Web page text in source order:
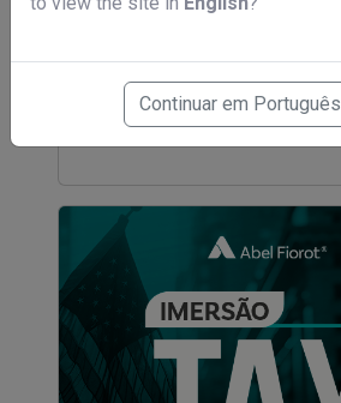
Continuar em Português
Spring and Fall
R$ 12.000,06